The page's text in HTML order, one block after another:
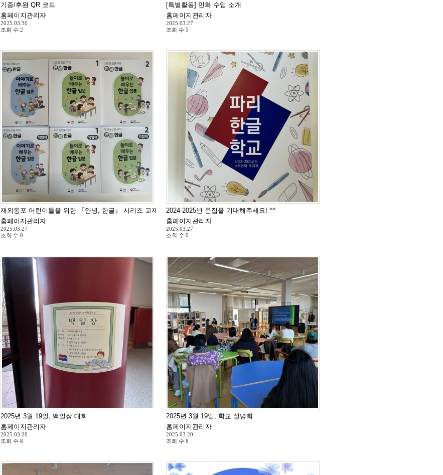
기증/후원 QR 코드
홈페이지관리자
2025.03.30
조회 수 2
[특별활동] 민화 수업 소개
홈페이지관리자
2025.03.27
조회 수 5
재외동포 어린이들을 위한 『안녕, 한글』 시리즈 교재 도착
홈페이지관리자
2025.03.27
조회 수 0
2024-2025년 문집을 기대해주세요! ^^
홈페이지관리자
2025.03.27
조회 수 0
2025년 3월 19일, 백일장 대회
홈페이지관리자
2025.03.20
조회 수 8
2025년 3월 19일, 학교 설명회
홈페이지관리자
2025.03.20
조회 수 8